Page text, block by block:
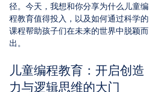
径。今天，我想和你分享为什么儿童编
程教育值得投入，以及如何通过科学的
课程帮助孩子们在未来的世界中脱颖而
出。
儿童编程教育：开启创造
力与逻辑思维的大门